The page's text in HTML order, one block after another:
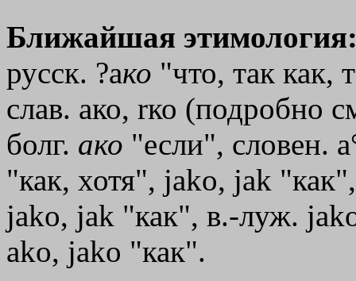
Ближайшая
русск. ?ако "что, так как,
слав. ако, rко (подробно
болг. ако "если", словен.
"как, хотя", jаkо, jаk
jаkо, jаk "как", в.-луж.
аkо, jako "как".